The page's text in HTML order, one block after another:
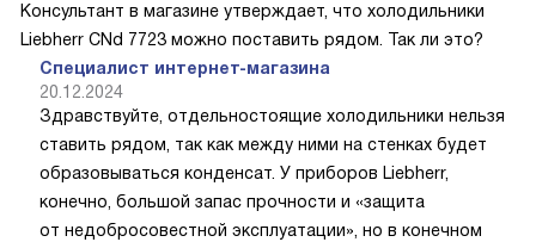
Консультант в магазине утверждает, что холодильники
Liebherr CNd 7723 можно поставить рядом. Так ли это?
Специалист интернет-магазина
20.12.2024
Здравствуйте, отдельностоящие холодильники нельзя
ставить рядом, так как между ними на стенках будет
образовываться конденсат. У приборов Liebherr,
конечно, большой запас прочности и «защита
от недобросовестной эксплуатации», но в конечном